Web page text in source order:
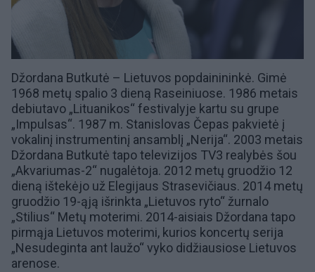
Džordana Butkutė – Lietuvos popdainininkė. Gimė
1968 metų spalio 3 dieną Raseiniuose. 1986 metais
debiutavo „Lituanikos“ festivalyje kartu su grupe
„Impulsas“. 1987 m. Stanislovas Čepas pakvietė į
vokalinį instrumentinį ansamblį „Nerija“. 2003 metais
Džordana Butkutė tapo televizijos TV3 realybės šou
„Akvariumas-2“ nugalėtoja. 2012 metų gruodžio 12
dieną ištekėjo už Elegijaus Strasevičiaus. 2014 metų
gruodžio 19-ąją išrinkta „Lietuvos ryto“ žurnalo
„Stilius“ Metų moterimi. 2014-aisiais Džordana tapo
pirmąja Lietuvos moterimi, kurios koncertų serija
„Nesudeginta ant laužo“ vyko didžiausiose Lietuvos
arenose.